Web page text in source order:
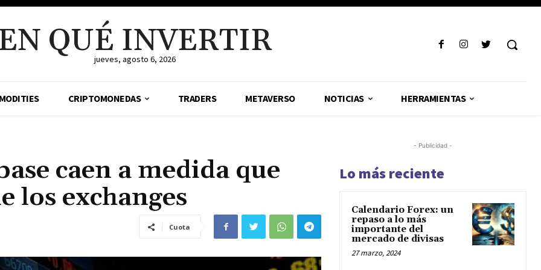
QUÉ INVERTIR
jueves, agosto 6, 2026
CRIPTOMONEDAS TRADERS METAVERSO NOTICIAS HERRAMIENTAS
caen a medida que
los exchanges
Cuota
- Publicidad -
Lo más reciente
Calendario Forex: un
repaso a lo más
importante del
mercado de divisas
27 marzo, 2024